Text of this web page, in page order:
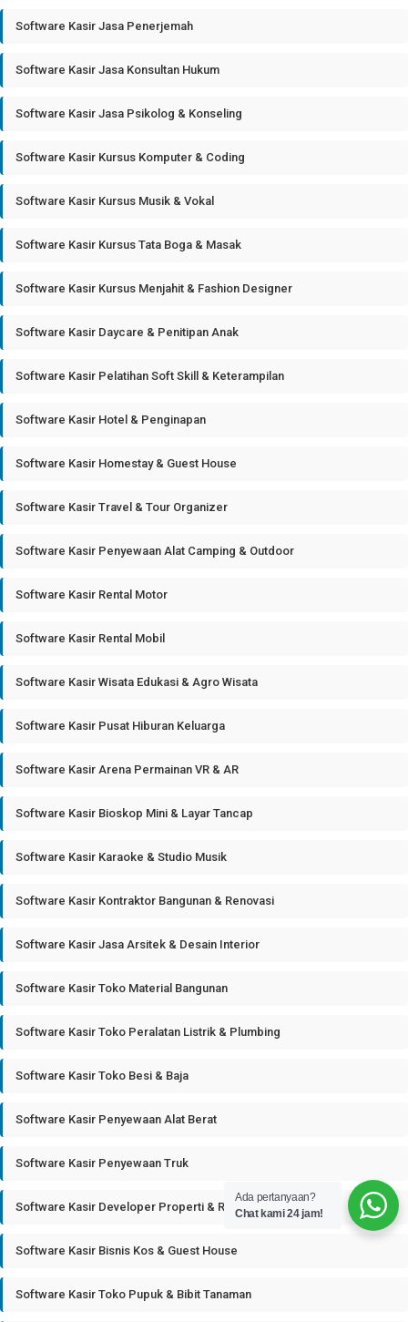
Software Kasir Jasa Penerjemah
Software Kasir Jasa Konsultan Hukum
Software Kasir Jasa Psikolog & Konseling
Software Kasir Kursus Komputer & Coding
Software Kasir Kursus Musik & Vokal
Software Kasir Kursus Tata Boga & Masak
Software Kasir Kursus Menjahit & Fashion Designer
Software Kasir Daycare & Penitipan Anak
Software Kasir Pelatihan Soft Skill & Keterampilan
Software Kasir Hotel & Penginapan
Software Kasir Homestay & Guest House
Software Kasir Travel & Tour Organizer
Software Kasir Penyewaan Alat Camping & Outdoor
Software Kasir Rental Motor
Software Kasir Rental Mobil
Software Kasir Wisata Edukasi & Agro Wisata
Software Kasir Pusat Hiburan Keluarga
Software Kasir Arena Permainan VR & AR
Software Kasir Bioskop Mini & Layar Tancap
Software Kasir Karaoke & Studio Musik
Software Kasir Kontraktor Bangunan & Renovasi
Software Kasir Jasa Arsitek & Desain Interior
Software Kasir Toko Material Bangunan
Software Kasir Toko Peralatan Listrik & Plumbing
Software Kasir Toko Besi & Baja
Software Kasir Penyewaan Alat Berat
Software Kasir Penyewaan Truk
Software Kasir Developer Properti & Real Estate
Software Kasir Bisnis Kos & Guest House
Software Kasir Toko Pupuk & Bibit Tanaman
Ada pertanyaan?
Chat kami 24 jam!